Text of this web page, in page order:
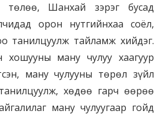
төлөө, Шанхай зэрэг бусад
орон нутгийнхаа соёл,
танилцуулж тайламж хийдэг.
ману чулуу хаагуур
ману чулууны төрөл зүйл
хөдөө гарч өөрөө
ману чулуугаар гойд